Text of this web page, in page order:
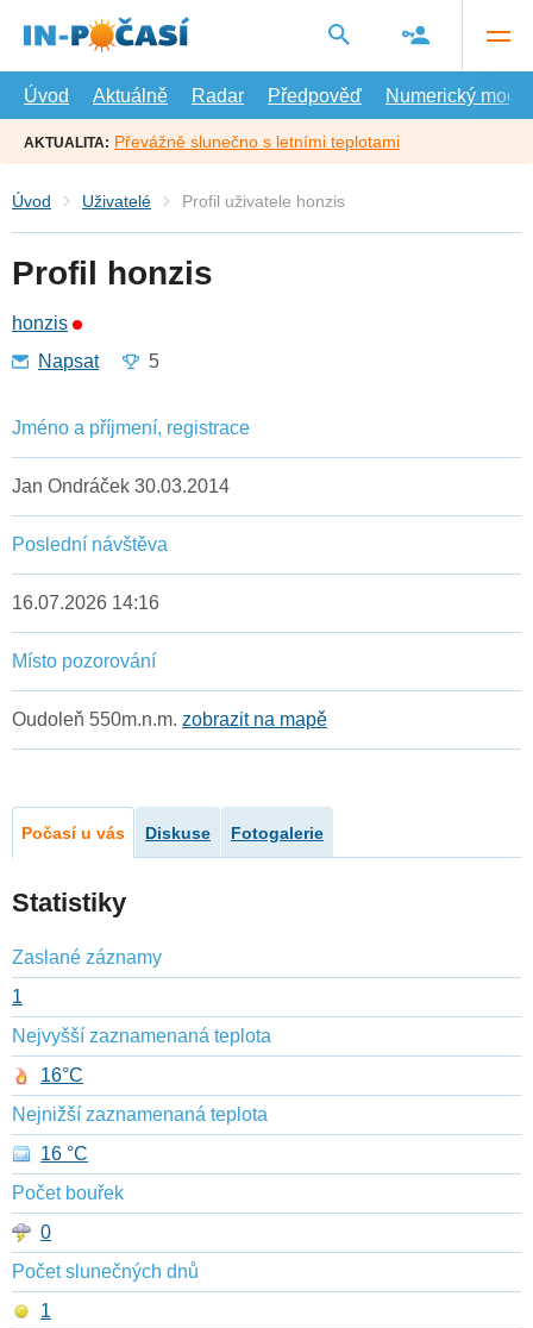
hlavní
Úvod
Aktuálně Radar Předpověď Numerický model
AKTUALITA: Převážně slunečno s letními teplotami
Úvod Uživatelé Profil uživatele honzis
Profil honzis
honzis
Napsat
5
Jméno a příjmení, registrace
Jan Ondráček 30.03.2014
Poslední návštěva
16.07.2026 14:16
Místo pozorování
Oudoleň 550m.n.m. zobrazit na mapě
Počasí u vás Diskuse Fotogalerie
Statistiky
Zaslané záznamy
1
Nejvyšší zaznamenaná teplota
16°C
Nejnižší zaznamenaná teplota
16 °C
Počet bouřek
0
Počet slunečných dnů
1